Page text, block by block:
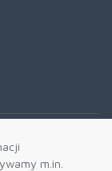
m.in.